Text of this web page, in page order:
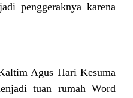
penggeraknya karena
Agus Hari Kesuma
tuan rumah Word